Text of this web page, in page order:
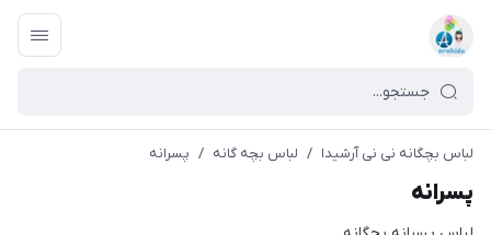
لباس بچگانه نی نی آرشیدا / لباس بچه گانه / پسرانه
پسرانه